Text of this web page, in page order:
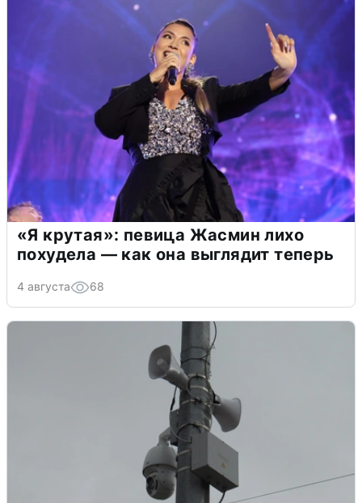
«Я крутая»: певица Жасмин лихо
похудела — как она выглядит теперь
4 августа 68